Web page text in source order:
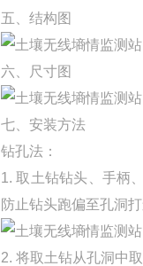
五、结构图
六、尺寸图
七、安装方法
钻孔法：
1. 取土钻钻头、手柄
防止钻头跑偏至孔洞
2. 将取土钻从孔洞中